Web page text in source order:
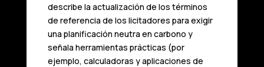
describe la actualización de los términos
de referencia de los licitadores para exigir
una planificación neutra en carbono y
señala herramientas prácticas (por
ejemplo, calculadoras y aplicaciones de